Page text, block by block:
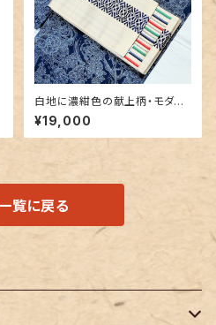
白地に濃紺色の献上柄・モダン
なボーダー 博多織りリバーシ
ブル半幅帯
¥19,000
覧に戻る